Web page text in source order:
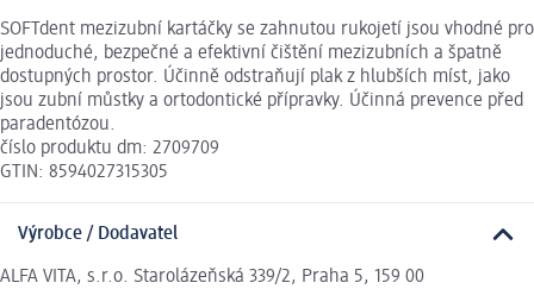
SOFTdent mezizubní kartáčky se zahnutou rukojetí jsou vhodné pro
jednoduché, bezpečné a efektivní čištění mezizubních a špatně
dostupných prostor. Účinně odstraňují plak z hlubších míst, jako
jsou zubní můstky a ortodontické přípravky. Účinná prevence před
paradentózou.
číslo produktu dm: 2709709
GTIN: 8594027315305
Výrobce / Dodavatel
ALFA VITA, s.r.o. Starolázeňská 339/2, Praha 5, 159 00